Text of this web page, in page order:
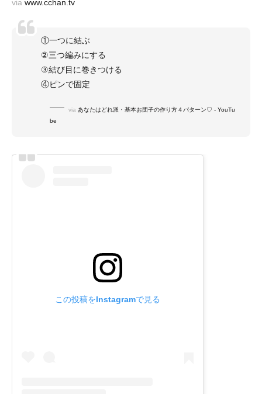
via www.cchan.tv
①一つに結ぶ
②三つ編みにする
③結び目に巻きつける
④ピンで固定
via あなたはどれ派・基本お団子の作り方４パターン♡ - YouTu
be
この投稿をInstagramで見る